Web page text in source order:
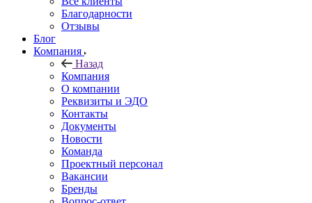
Благодарности
Отзывы
Блог
Компания
Назад
Компания
О компании
Реквизиты и ЭДО
Контакты
Документы
Новости
Команда
Проектный персонал
Вакансии
Бренды